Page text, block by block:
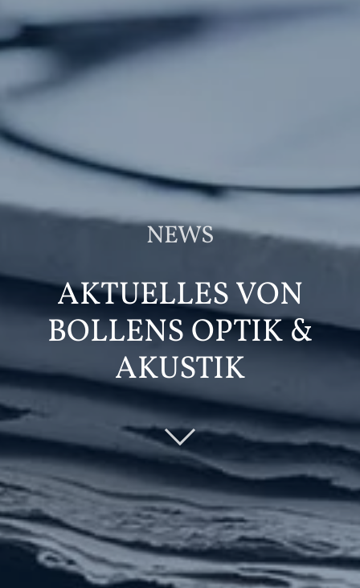
NEWS
AKTUELLES VON
BOLLENS OPTIK &
AKUSTIK